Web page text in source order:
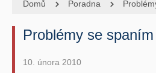
Domů Poradna
Problémy se spaním
10. února 2010